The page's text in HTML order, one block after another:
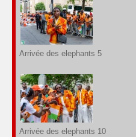
Arrivée des elephants 5
Arrivée des elephants 10